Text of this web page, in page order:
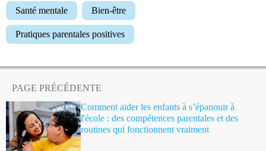
Santé mentale Bien-être
Pratiques parentales positives
PAGE PRÉCÉDENTE
Comment aider les enfants à s’épanouir à
l'école : des compétences parentales et des
routines qui fonctionnent vraiment